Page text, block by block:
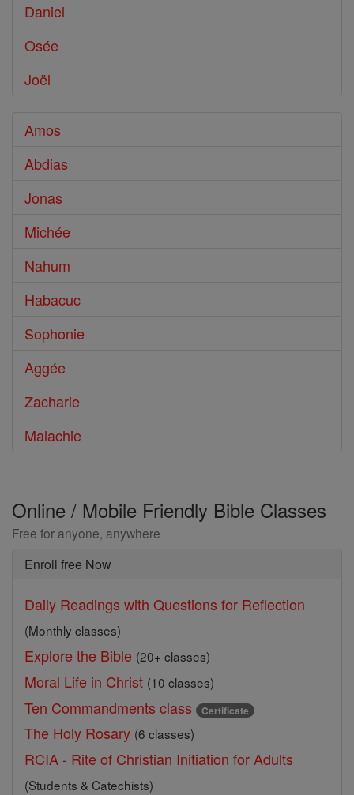
Daniel
Osée
Joël
Amos
Abdias
Jonas
Michée
Nahum
Habacuc
Sophonie
Aggée
Zacharie
Malachie
Online / Mobile Friendly Bible Classes
Free for anyone, anywhere
Enroll free Now
Daily Readings with Questions for Reflection
(Monthly classes)
Explore the Bible (20+ classes)
Moral Life in Christ (10 classes)
Ten Commandments class Certificate
The Holy Rosary (6 classes)
RCIA - Rite of Christian Initiation for Adults
(Students & Catechists)